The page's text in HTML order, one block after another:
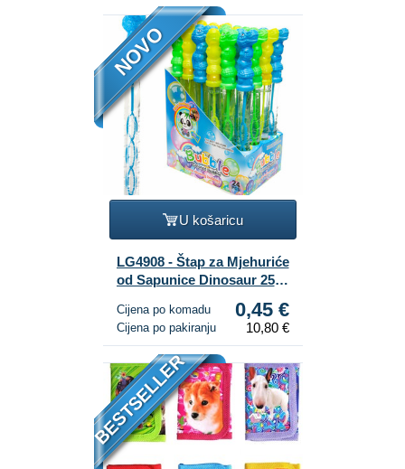
NOVO
U košaricu
LG4908 - Štap za Mjehuriće
od Sapunice Dinosaur 25
Cijena po komadu 0,45 €
Cijena po pakiranju 10,80 €
BESTSELLER